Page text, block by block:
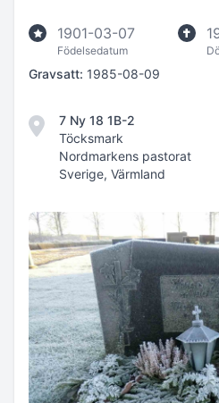
1901-03-07
Födelsedatum
Gravsatt: 1985-08-09
7 Ny 18 1B-2
Töcksmark
Nordmarkens pastorat
Sverige, Värmland